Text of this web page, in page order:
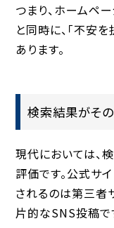
つまり、ホームペ
と同時に、「不安
あります。
検索結果がそ
現代においては、
評価です。公式サ
されるのは第三者
片的なSNS投稿で